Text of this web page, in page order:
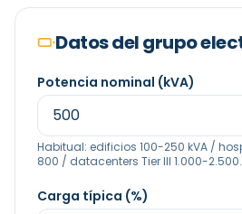
Datos del grupo
Potencia nominal (kVA)
Habitual: edificios 100-250 kVA /
800 / datacenters Tier III 1.000-2.500.
Carga típica (%)